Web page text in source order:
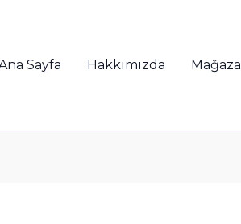
Sayfa Hakkımızda Mağaza